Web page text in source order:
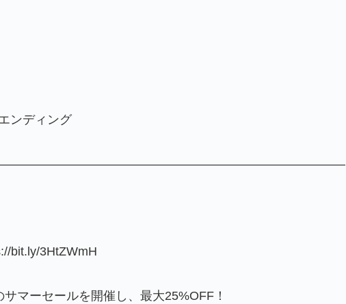
ンディング
bit.ly/3HtZWmH
マーセールを開催し、最大25%OFF！